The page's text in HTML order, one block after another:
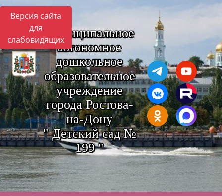
Версия сайта
для
слабовидящихМуниципальное
автономное
дошкольное
образовательное
учреждение
города Ростова-
на-Дону
" Детский сад №
199 "